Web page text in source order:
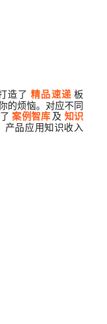
造了精品速递板
的烦恼。对应不同
了案例智库 及 知识
产品应用知识收入